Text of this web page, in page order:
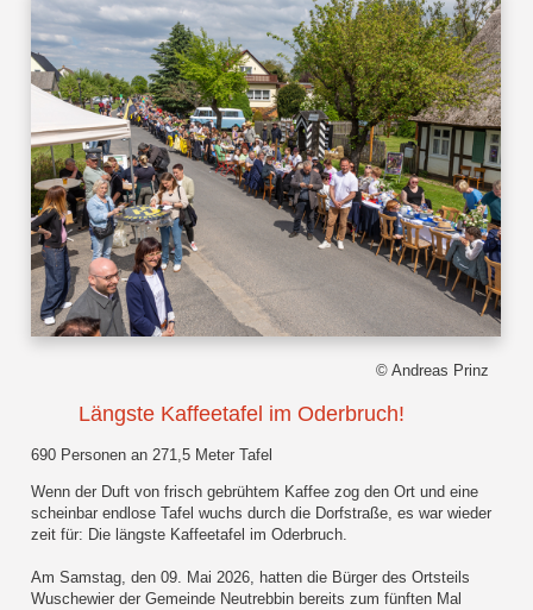
© Andreas Prinz
Längste Kaffeetafel im Oderbruch!
690 Personen an 271,5 Meter Tafel
Wenn der Duft von frisch gebrühtem Kaffee zog den Ort und eine
scheinbar endlose Tafel wuchs durch die Dorfstraße, es war wieder
zeit für: Die längste Kaffeetafel im Oderbruch.
Am Samstag, den 09. Mai 2026, hatten die Bürger des Ortsteils
Wuschewier der Gemeinde Neutrebbin bereits zum fünften Mal